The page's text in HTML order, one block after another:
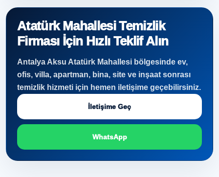
Atatürk Mahallesi Temizlik
Firması İçin Hızlı Teklif Alın
Antalya Aksu Atatürk Mahallesi bölgesinde ev,
ofis, villa, apartman, bina, site ve inşaat sonrası
temizlik hizmeti için hemen iletişime geçebilirsiniz.
İletişime Geç
WhatsApp